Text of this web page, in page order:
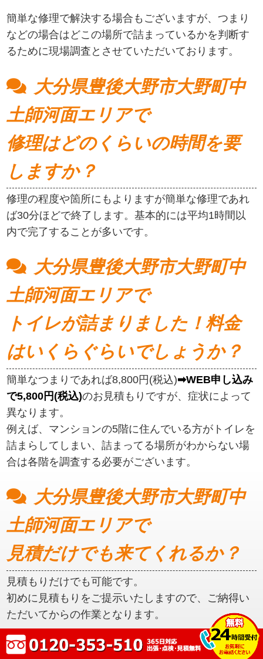
簡単な修理で解決する場合もございますが、つまり
などの場合はどこの場所で詰まっているかを判断す
るために現場調査とさせていただいております。
大分県豊後大野市大野町中
土師河面エリアで
修理はどのくらいの時間を要
しますか？
修理の程度や箇所にもよりますが簡単な修理であれ
ば30分ほどで終了します。基本的には平均1時間以
内で完了することが多いです。
大分県豊後大野市大野町中
土師河面エリアで
トイレが詰まりました！料金
はいくらぐらいでしょうか？
簡単なつまりであれば8,800円(税込)➡WEB申し込み
で5,800円(税込)のお見積もりですが、症状によって
異なります。
例えば、マンションの5階に住んでいる方がトイレを
詰まらしてしまい、詰まってる場所がわからない場
合は各階を調査する必要がございます。
大分県豊後大野市大野町中
土師河面エリアで
見積だけでも来てくれるか？
見積もりだけでも可能です。
初めに見積もりをご提示いたしますので、ご納得い
ただいてからの作業となります。
大分県豊後大野市大野町中